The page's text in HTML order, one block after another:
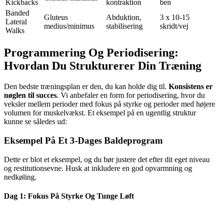
Kickbacks
kontraktion
ben
Banded
Lateral
Walks
Gluteus
medius/minimus
Abduktion,
stabilisering
3 x 10-15
skridt/vej
Programmering Og Periodisering:
Hvordan Du Strukturerer Din Træning
Den bedste træningsplan er den, du kan holde dig til. Konsistens er
nøglen til succes. Vi anbefaler en form for periodisering, hvor du
veksler mellem perioder med fokus på styrke og perioder med højere
volumen for muskelvækst. Et eksempel på en ugentlig struktur
kunne se således ud:
Eksempel På Et 3-Dages Baldeprogram
Dette er blot et eksempel, og du bør justere det efter dit eget niveau
og restitutionsevne. Husk at inkludere en god opvarmning og
nedkøling.
Dag 1: Fokus På Styrke Og Tunge Løft